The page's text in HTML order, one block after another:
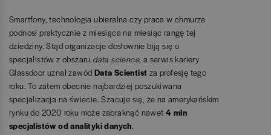
Smartfony, technologia ubieralna czy praca w chmurze
podnosi praktycznie z miesiąca na miesiąc rangę tej
dziedziny. Stąd organizacje dosłownie biją się o
specjalistów z obszaru data science, a serwis kariery
Glassdoor uznał zawód Data Scientist za profesję tego
roku. To zatem obecnie najbardziej poszukiwana
specjalizacja na świecie.Szacuje się, że na amerykańskim
rynku do 2020 roku może zabraknąć nawet 4 mln
specjalistów od analityki danych.